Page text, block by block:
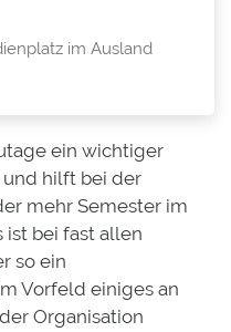
im Ausland
ein wichtiger
und hilft bei der
mehr Semester im
ist bei fast allen
so ein
Vorfeld einiges an
Organisation